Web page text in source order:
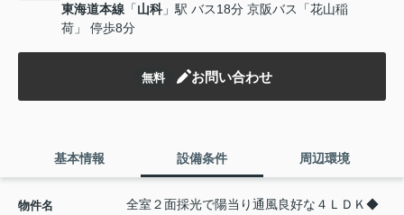
東海道本線 「山科 」駅 バス18分 京阪バス「花山稲
荷」 停歩8分
無料 お問い合わせ
基本情報 設備条件 周辺環境
物件名
全室２面採光で陽当り通風良好な４ＬＤＫ◆